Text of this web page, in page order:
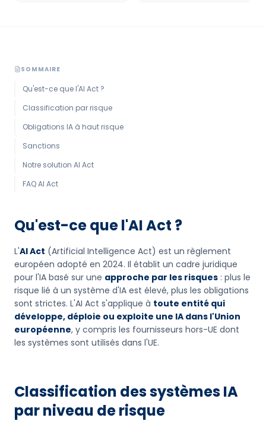
SOMMAIRE
Qu'est-ce que l'AI Act ?
Classification par risque
Obligations IA à haut risque
Sanctions
Notre solution AI Act
FAQ AI Act
Qu'est-ce que l'AI Act ?
L'AI Act (Artificial Intelligence Act) est un règlement
européen adopté en 2024. Il établit un cadre juridique
pour l'IA basé sur une approche par les risques : plus le
risque lié à un système d'IA est élevé, plus les obligations
sont strictes. L'AI Act s'applique à toute entité qui
développe, déploie ou exploite une IA dans l'Union
européenne, y compris les fournisseurs hors-UE dont
les systèmes sont utilisés dans l'UE.
Classification des systèmes IA
par niveau de risque